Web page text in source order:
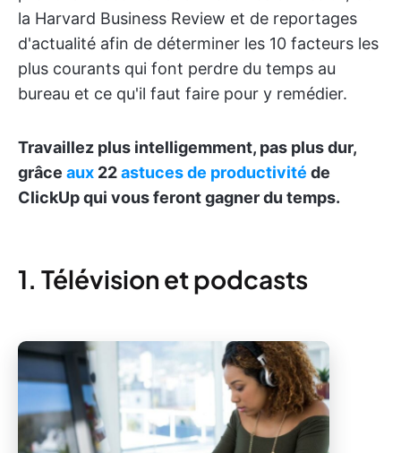
la Harvard Business Review et de reportages
d'actualité afin de déterminer les 10 facteurs les
plus courants qui font perdre du temps au
bureau et ce qu'il faut faire pour y remédier.
Travaillez plus intelligemment, pas plus dur,
grâce aux 22astuces de productivité de
ClickUp qui vous feront gagner du temps.
1. Télévision et podcasts